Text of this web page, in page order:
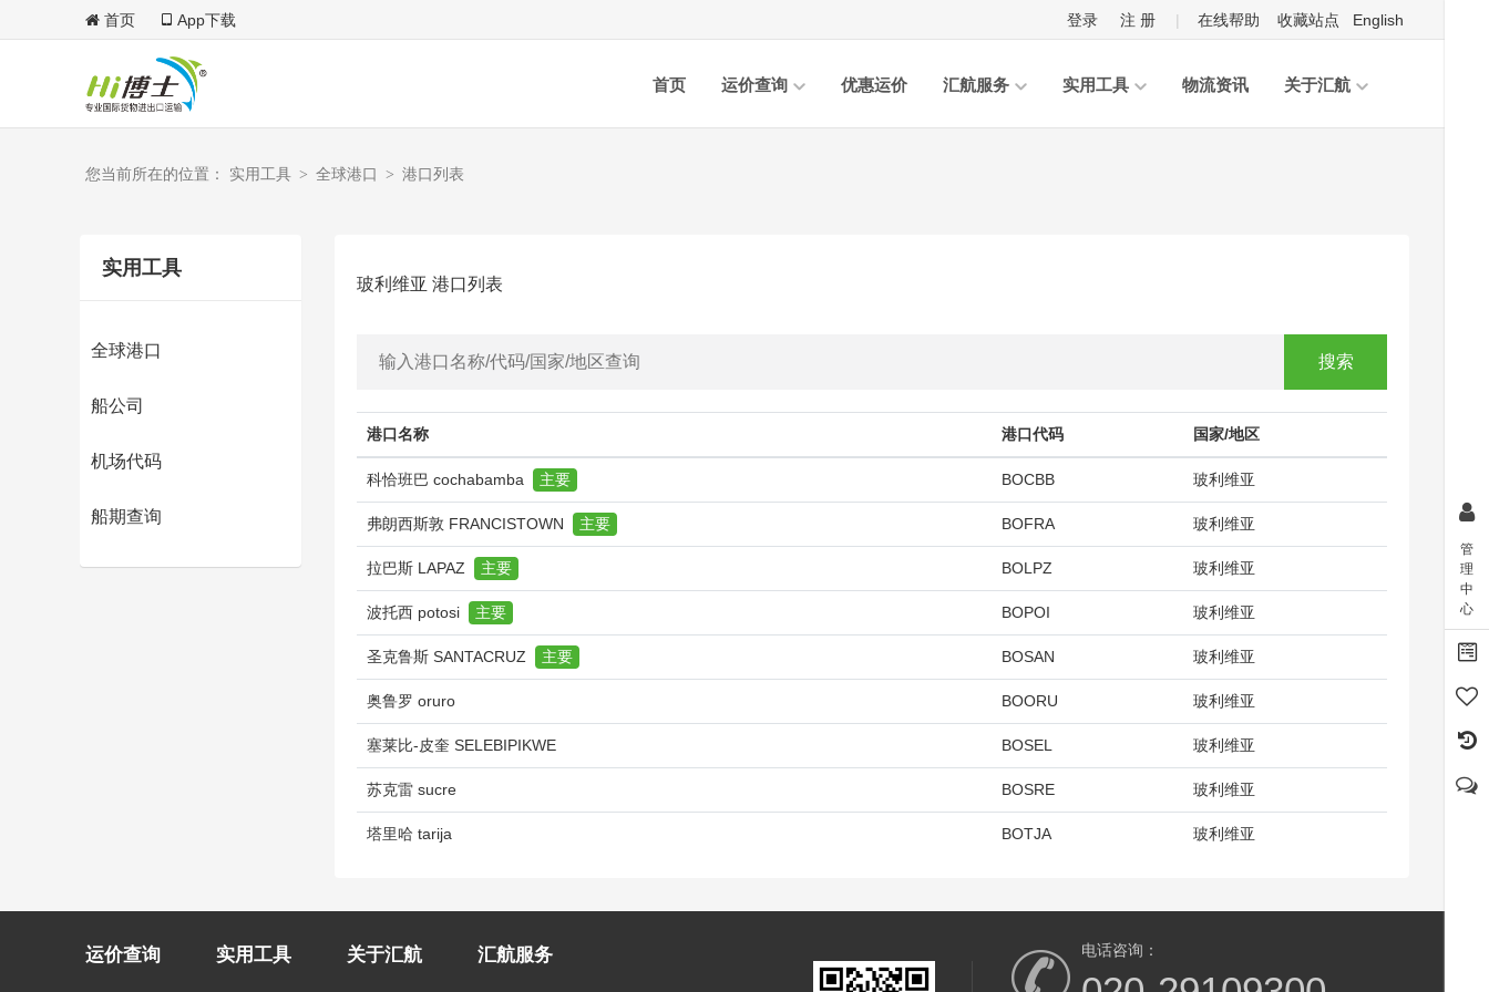
首页 App下载 登录 注 册 | English
在线帮助 收藏站点
首页 运价查询 优惠运价 汇航服务 实用工具 物流资讯 关于汇航
您当前所在的位置： 实用工具 > 全球港口 > 港口列表
实用工具
全球港口
船公司
机场代码
船期查询
玻利维亚 港口列表
搜索
港口名称 港口代码 国家/地区
科恰班巴 cochabamba 主要 BOCBB 玻利维亚
弗朗西斯敦 FRANCISTOWN 主要 BOFRA 玻利维亚
拉巴斯 LAPAZ 主要 BOLPZ 玻利维亚
波托西 potosi 主要 BOPOI 玻利维亚
圣克鲁斯 SANTACRUZ 主要 BOSAN 玻利维亚
奥鲁罗 oruro BOORU 玻利维亚
塞莱比-皮奎 SELEBIPIKWE BOSEL 玻利维亚
苏克雷 sucre BOSRE 玻利维亚
塔里哈 tarija BOTJA 玻利维亚
管
理
中
心
运价查询 实用工具 关于汇航 汇航服务 电话咨询：